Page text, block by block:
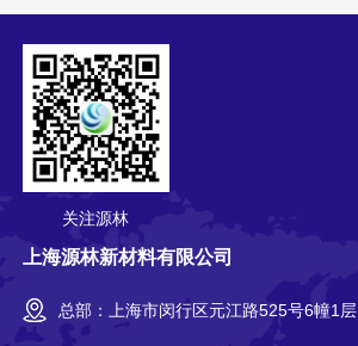
关注源林
上海源林新材料有限公司
总部：上海市闵行区元江路525号6幢1层